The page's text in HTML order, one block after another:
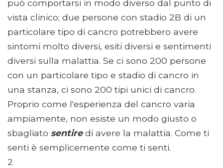
può comportarsi in modo diverso dal punto di
vista clinico; due persone con stadio 2B di un
particolare tipo di cancro potrebbero avere
sintomi molto diversi, esiti diversi e sentimenti
diversi sulla malattia. Se ci sono 200 persone
con un particolare tipo e stadio di cancro in
una stanza, ci sono 200 tipi unici di cancro.
Proprio come l'esperienza del cancro varia
ampiamente, non esiste un modo giusto o
sbagliato sentiredi avere la malattia. Come ti
senti è semplicemente come ti senti.
2